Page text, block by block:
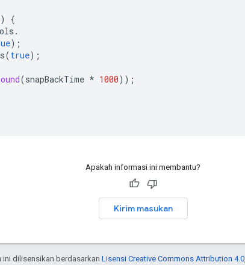
{
.
);
(true);
(snapBackTime * 1000));
Apakah informasi ini membantu?
Kirim masukan
ini dilisensikan berdasarkan Lisensi Creative Commons Attribution 4.0